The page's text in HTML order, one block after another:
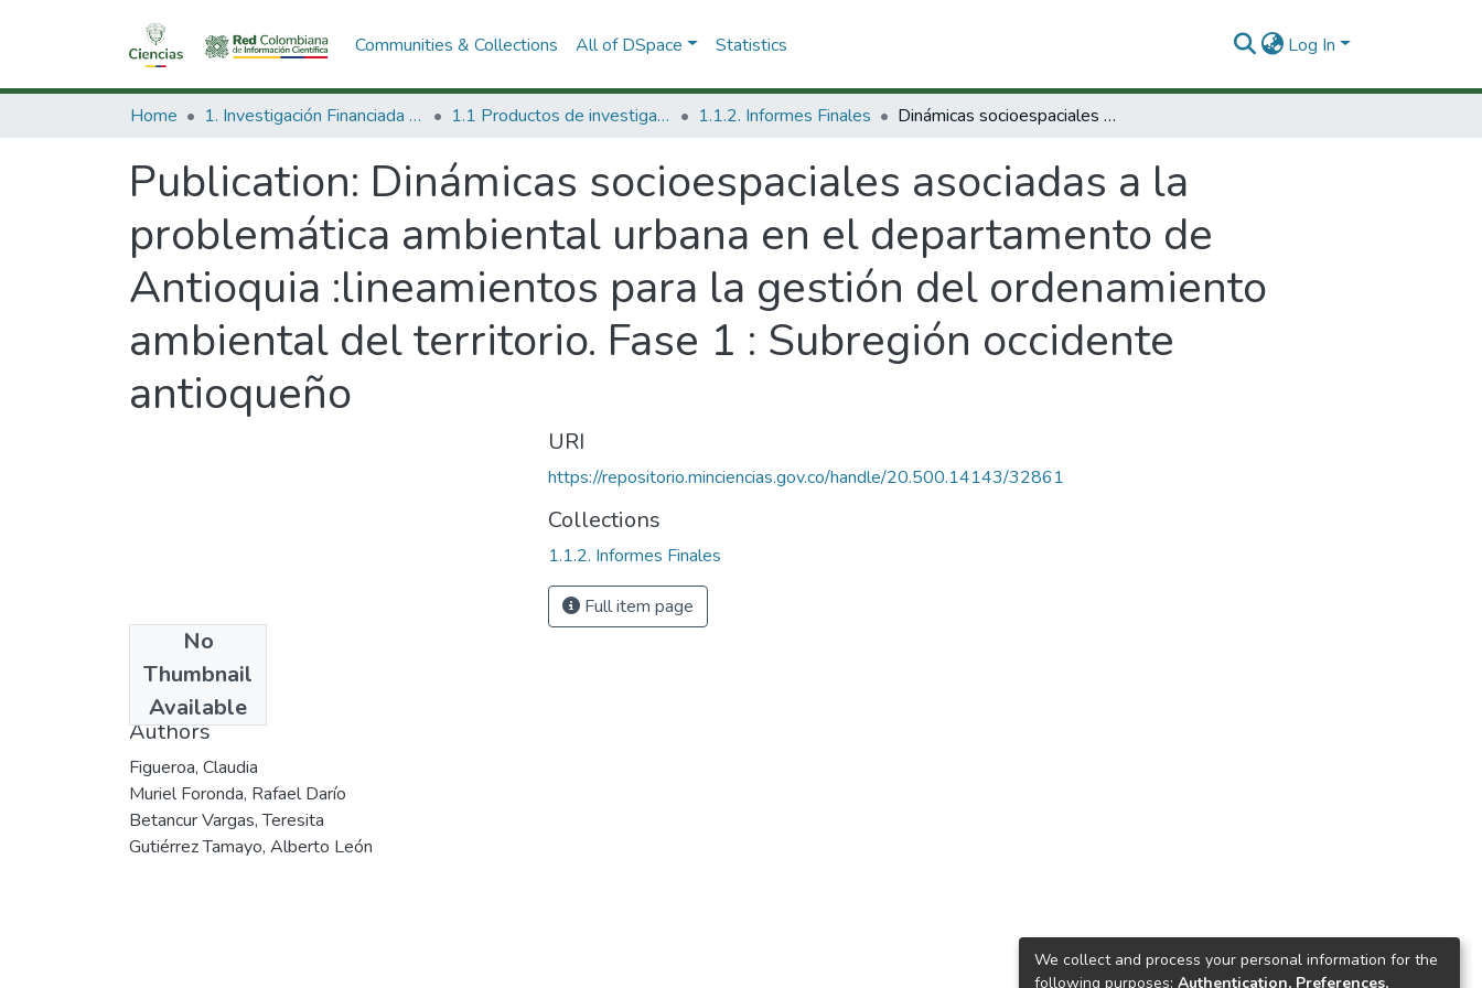
Communities & Collections All of DSpace Statistics Log In
Home 1. Investigación Financiada con Recursos Públicos 1.1 Productos de investigación 1.1.2. Informes Finales Dinámicas socioespaciales asociadas a la problemática ambiental urbana en el departamento de Antioquia :lineamientos para la gestión del ordenamiento ambiental del territorio. Fase 1 : Subregión occidente antioqueño
Publication: Dinámicas socioespaciales asociadas a la
problemática ambiental urbana en el departamento de
Antioquia :lineamientos para la gestión del ordenamiento
ambiental del territorio. Fase 1 : Subregión occidente
antioqueño
No
Thumbnail
Available
2003
Authors
Figueroa, Claudia
Muriel Foronda, Rafael Darío
Betancur Vargas, Teresita
Gutiérrez Tamayo, Alberto León
URI
https://repositorio.minciencias.gov.co/handle/20.500.14143/32861
Collections
1.1.2. Informes Finales
Full item page
We collect and process your personal information for the
following purposes: Authentication, Preferences,